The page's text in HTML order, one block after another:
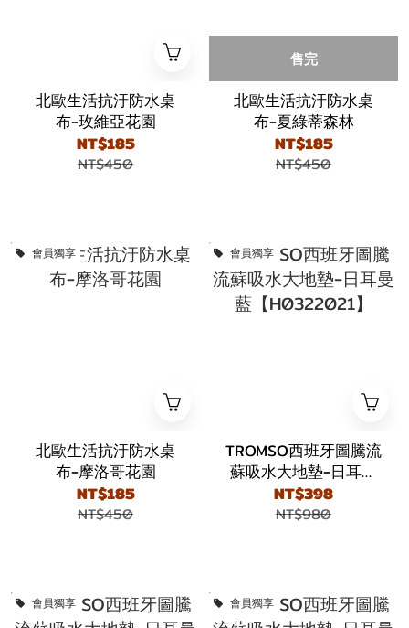
北歐生活抗汙防水桌
布-玫維亞花園
NT$185
NT$450
售完
北歐生活抗汙防水桌
布-夏綠蒂森林
NT$185
NT$450
會員獨享
北歐生活抗汙防水桌
布-摩洛哥花園
NT$185
NT$450
會員獨享
TROMSO西班牙圖騰流
蘇吸水大地墊-日耳曼
藍【H0322021】
NT$398
NT$980
會員獨享 會員獨享